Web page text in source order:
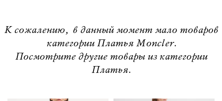
К сожалению, в данный момент мало товаров
категории Платья Moncler.
Посмотрите другие товары из категории
Платья.